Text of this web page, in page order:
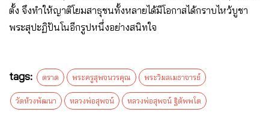
ตั้ง จึงทำให้ญาติโยมสาธุชนทั้งหลายได้มีโอกาสได้กราบไหว้บูชา
พระสุปะฏิปันโนอีกรูปหนึ่งอย่างสนิทใจ
tags: ตราด พระครูสุพจนวรคุณ พระวิมลเมธาจารย์
วัดห้วงพัฒนา หลวงพ่อสุพจน์ หลวงพ่อสุพจน์ ฐิตัพพโต